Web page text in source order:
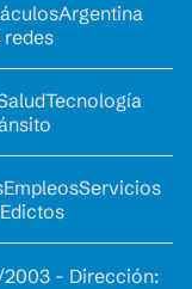
Argentina
redes
Tecnología
EmpleosServicios
Edictos
2003 - Dirección: